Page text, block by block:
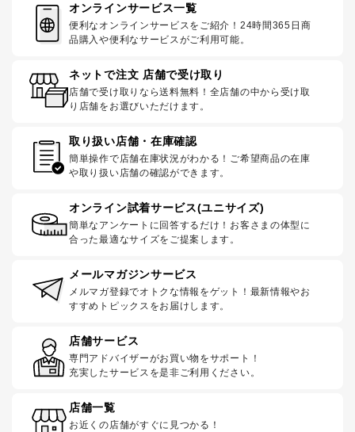
オンラインサービス一覧
便利なオンラインサービスをご紹介！24時間365日商
品購入や便利なサービスがご利用可能。
ネットで注文 店舗で受け取り
店舗で受け取りなら送料無料！全店舗の中から受け取
り店舗をお選びいただけます。
取り扱い店舗・在庫確認
簡単操作で店舗在庫状況がわかる！ご希望商品の在庫
や取り扱い店舗の確認ができます。
オンライン試着サービス(ユニサイズ)
簡単なアンケートに回答するだけ！お客さまの体型に
合った最適なサイズをご提案します。
メールマガジンサービス
メルマガ登録でオトクな情報をゲット！最新情報やお
すすめトピックスをお届けします。
店舗サービス
専門アドバイザーがお買い物をサポート！
充実したサービスを是非ご利用ください。
店舗一覧
お近くの店舗がすぐに見つかる！